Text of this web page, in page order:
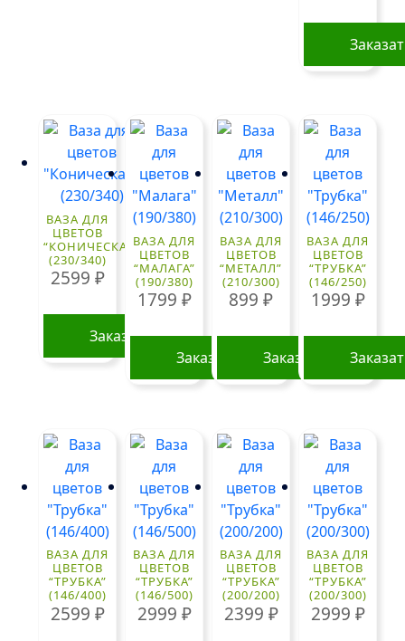
ВАЗА ДЛЯ
ЦВЕТОВ
“КОНИЧЕСКАЯ”
(230/340)
2599 ₽
Заказать
ВАЗА ДЛЯ
ЦВЕТОВ
“МАЛАГА”
(190/380)
1799 ₽
Заказать
ВАЗА ДЛЯ
ЦВЕТОВ
“МЕТАЛЛ”
(210/300)
899₽
Заказать
ВАЗА ДЛЯ
ЦВЕТОВ
“ТРУБКА”
(146/250)
1999 ₽
ВАЗА ДЛЯ
ЦВЕТОВ
“ТРУБКА”
(146/400)
2599 ₽
ВАЗА ДЛЯ
ЦВЕТОВ
“ТРУБКА”
(146/500)
2999 ₽
ВАЗА ДЛЯ
ЦВЕТОВ
“ТРУБКА”
(200/200)
2399 ₽
ВАЗА ДЛЯ
ЦВЕТОВ
“ТРУБКА”
(200/300)
2999 ₽